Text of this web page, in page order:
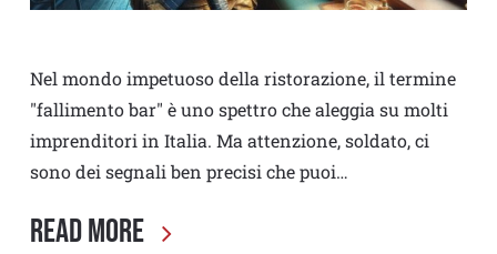
Nel mondo impetuoso della ristorazione, il termine
"fallimento bar" è uno spettro che aleggia su molti
imprenditori in Italia. Ma attenzione, soldato, ci
sono dei segnali ben precisi che puoi…
Read More